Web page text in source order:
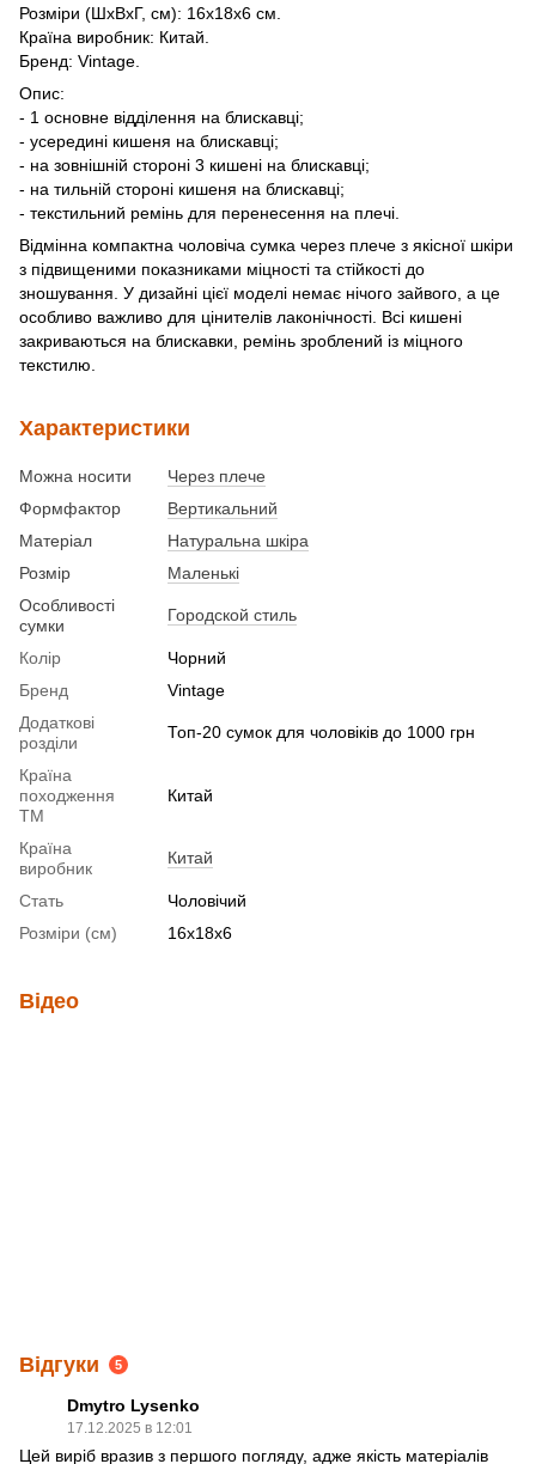
Розміри (ШхВхГ, см): 16х18х6 см.
Країна виробник: Китай.
Бренд: Vintage.
Опис:
- 1 основне відділення на блискавці;
- усередині кишеня на блискавці;
- на зовнішній стороні 3 кишені на блискавці;
- на тильній стороні кишеня на блискавці;
- текстильний ремінь для перенесення на плечі.
Відмінна компактна чоловіча сумка через плече з якісної шкіри
з підвищеними показниками міцності та стійкості до
зношування. У дизайні цієї моделі немає нічого зайвого, а це
особливо важливо для цінителів лаконічності. Всі кишені
закриваються на блискавки, ремінь зроблений із міцного
текстилю.
Характеристики
Можна носити
Через плече
Формфактор
Вертикальний
Матеріал
Натуральна шкіра
Розмір
Маленькі
Особливості
сумки
Городской стиль
Колір
Чорний
Бренд
Vintage
Додаткові
розділи
Топ-20 сумок для чоловіків до 1000 грн
Країна
походження
ТМ
Китай
Країна
виробник
Китай
Стать
Чоловічий
Розміри (см)
16х18х6
Відео
Відгуки 5
Dmytro Lysenko
17.12.2025 в 12:01
Цей виріб вразив з першого погляду, адже якість матеріалів